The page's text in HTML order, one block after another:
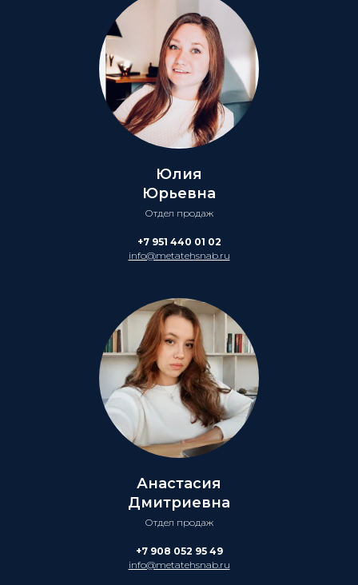
Юлия
Юрьевна
Отдел продаж
+7 951 440 01 02
info@metatehsnab.ru
Анастасия
Дмитриевна
Отдел продаж
+7 908 052 95 49
info@metatehsnab.ru